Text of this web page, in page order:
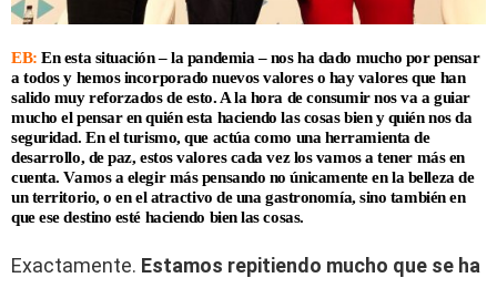
EB: En esta situación – la pandemia – nos ha dado mucho por pensar
a todos y hemos incorporado nuevos valores o hay valores que han
salido muy reforzados de esto. A la hora de consumir nos va a guiar
mucho el pensar en quién esta haciendo las cosas bien y quién nos da
seguridad. En el turismo, que actúa como una herramienta de
desarrollo, de paz, estos valores cada vez los vamos a tener más en
cuenta. Vamos a elegir más pensando no únicamente en la belleza de
un territorio, o en el atractivo de una gastronomía, sino también en
que ese destino esté haciendo bien las cosas.
Exactamente. Estamos repitiendo mucho que se ha